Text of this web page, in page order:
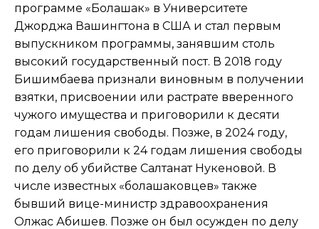
программе «Болашак» в Университете
Джорджа Вашингтона в США и стал первым
выпускником программы, занявшим столь
высокий государственный пост. В 2018 году
Бишимбаева признали виновным в получении
взятки, присвоении или растрате вверенного
чужого имущества и приговорили к десяти
годам лишения свободы. Позже, в 2024 году,
его приговорили к 24 годам лишения свободы
по делу об убийстве Салтанат Нукеновой. В
числе известных «болашаковцев» также
бывший вице-министр здравоохранения
Олжас Абишев. Позже он был осужден по делу